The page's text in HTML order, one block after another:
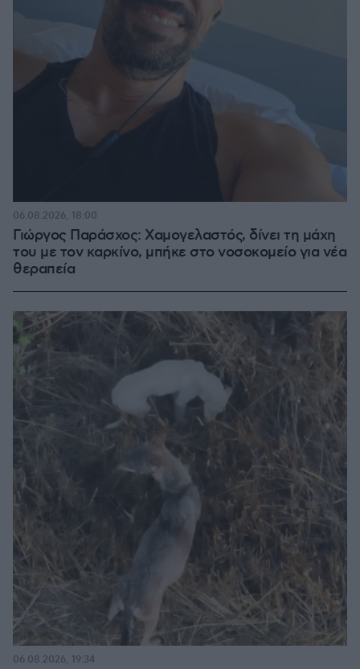
Γιώργος Παράσχος: Χαμογελαστός, δίνει τη μάχη
του με τον καρκίνο, μπήκε στο νοσοκομείο για νέα
θεραπεία
06.08.2026, 18:00
06.08.2026, 19:34